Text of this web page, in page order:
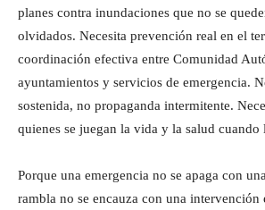
planes contra inundaciones que no se
olvidados. Necesita prevención real en el
coordinación efectiva entre Comunidad
ayuntamientos y servicios de emergencia.
sostenida, no propaganda intermitente.
quienes se juegan la vida y la salud cuando
Porque una emergencia no se apaga con
rambla no se encauza con una intervención